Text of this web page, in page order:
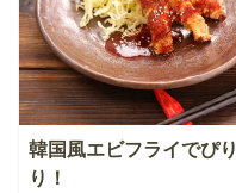
韓国風エビフライでぴり
り！